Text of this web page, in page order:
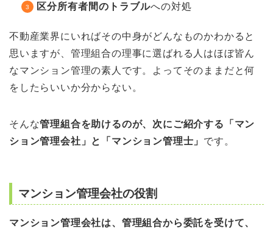
区分所有者間のトラブルへの対処
不動産業界にいればその中身がどんなものかわかると
思いますが、管理組合の理事に選ばれる人はほぼ皆ん
なマンション管理の素人です。よってそのままだと何
をしたらいいか分からない。
そんな管理組合を助けるのが、次にご紹介する「マン
ション管理会社」と「マンション管理士」 です。
マンション管理会社の役割
マンション管理会社は、管理組合から委託を受けて、